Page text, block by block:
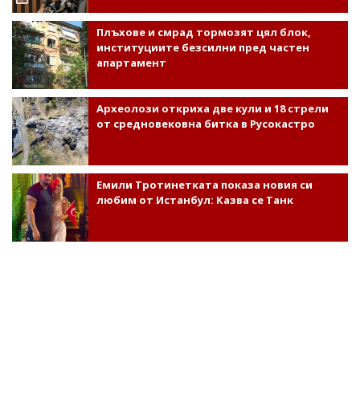
Плъхове и смрад тормозят цял блок,
институциите безсилни пред частен
апартамент
Археолози откриха две кули и 18 стрели
от средновековна битка в Русокастро
Емили Тротинетката показа новия си
любим от Истанбул: Казва се Танк